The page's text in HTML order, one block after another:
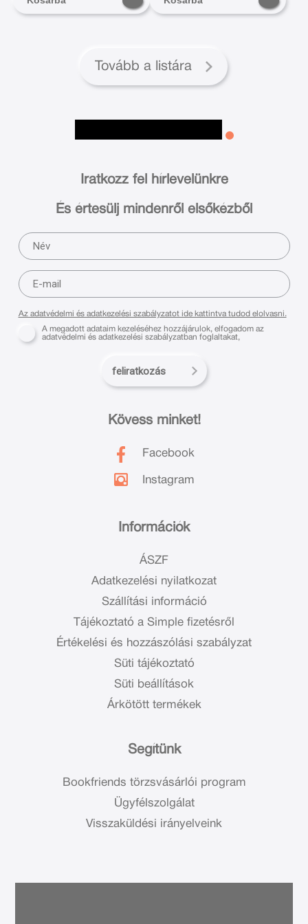
Tovább a listára
Információk
ÁSZF
Adatkezelési nyilatkozat
Szállítási információ
Tájékoztató a Simple fizetésről
Értékelési és hozzászólási szabályzat
Süti tájékoztató
Süti beállítások
Árkötött termékek
Segítünk
Bookfriends törzsvásárlói program
Ügyfélszolgálat
Visszaküldési irányelveink
Kövess minket!
Facebook
Instagram
Iratkozz fel hírlevelünkre
És értesülj mindenről elsőkézből
Az adatvédelmi és adatkezelési szabályzatot ide kattintva tudod elolvasni.
A megadott adataim kezeléséhez hozzájárulok, elfogadom az
adatvédelmi és adatkezelési szabályzatban foglaltakat,
feliratkozás